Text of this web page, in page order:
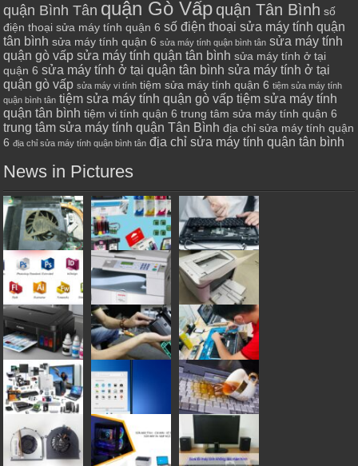
quận Bình Tân quận Gò Vấp quận Tân Bình số
điện thoại sửa máy tính quận 6 số điện thoại sửa máy tính quận
tân bình sửa máy tính quận 6 sửa máy tính quận bình tân sửa máy tính
quận gò vấp sửa máy tính quận tân bình sửa máy tính ở tại
quận 6 sửa máy tính ở tại quận tân bình sửa máy tính ở tại
quận gò vấp sửa máy vi tính tiệm sửa máy tính quận 6 tiệm sửa máy tính
quận bình tân tiệm sửa máy tính quận gò vấp tiệm sửa máy tính
quận tân bình tiệm vi tính quận 6 trung tâm sửa máy tính quận 6
trung tâm sửa máy tính quận Tân Bình địa chỉ sửa máy tính quận
6 địa chỉ sửa máy tính quận bình tân địa chỉ sửa máy tính quận tân bình
News in Pictures